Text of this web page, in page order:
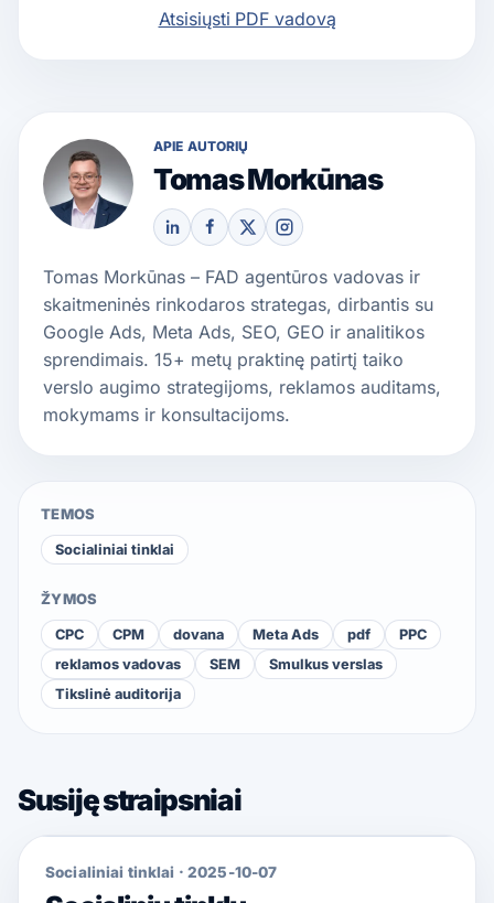
Atsisiųsti PDF vadovą
APIE AUTORIŲ
Tomas Morkūnas
Tomas Morkūnas – FAD agentūros vadovas ir
skaitmeninės rinkodaros strategas, dirbantis su
Google Ads, Meta Ads, SEO, GEO ir analitikos
sprendimais. 15+ metų praktinę patirtį taiko
verslo augimo strategijoms, reklamos auditams,
mokymams ir konsultacijoms.
TEMOS
Socialiniai tinklai
ŽYMOS
CPC CPM dovana Meta Ads pdf
PPC
reklamos vadovas
SEM
Smulkus verslas
Tikslinė auditorija
Susiję straipsniai
Socialiniai tinklai · 2025-10-07